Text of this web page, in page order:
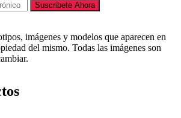
Suscribete Ahora
imágenes y modelos que aparecen en
del mismo. Todas las imágenes son